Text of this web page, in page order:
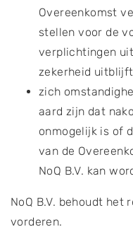
Overeenkomst
stellen voor de
verplichtingen
zekerheid
zich
aard zijn dat
onmogelijk is of
van de
NoQ B.V. kan
NoQ B.V. behoudt het
vorderen.